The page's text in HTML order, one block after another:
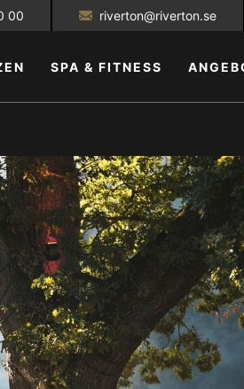
00 riverton@riverton.se
SPA & FITNESS
GALERIE